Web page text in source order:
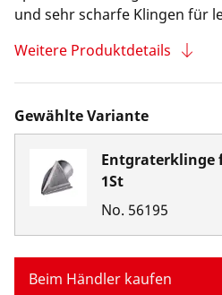
und sehr scharfe Klingen für
Weitere Produktdetails
Gewählte Variante
Entgraterklinge f.
1St
No. 56195
Beim Händler kaufen